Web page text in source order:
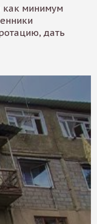
как минимум
дать